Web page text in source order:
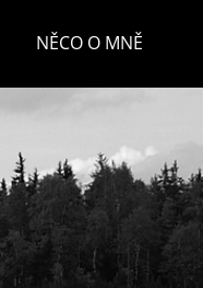
NĚCO O MNĚ